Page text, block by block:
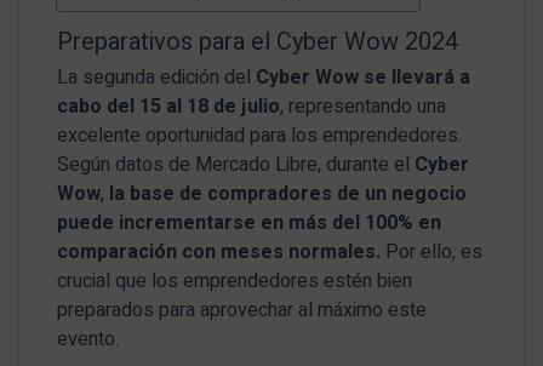
Preparativos para el Cyber Wow 2024
La segunda edición del Cyber Wow se llevará a
cabo del 15 al 18 de julio, representando una
excelente oportunidad para los emprendedores.
Según datos de Mercado Libre, durante el Cyber
Wow, la base de compradores de un negocio
puede incrementarse en más del 100% en
comparación con meses normales. Por ello, es
crucial que los emprendedores estén bien
preparados para aprovechar al máximo este
evento.